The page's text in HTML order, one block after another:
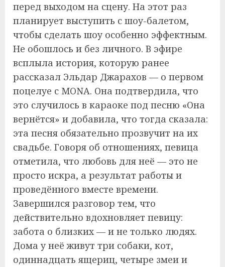
перед выходом на сцену. На этот раз
планирует выступить с шоу-балетом,
чтобы сделать шоу особенно эффектным.
Не обошлось и без личного. В эфире
всплыла история, которую ранее
рассказал Эльдар Джарахов — о первом
поцелуе с MONA. Она подтвердила, что
это случилось в караоке под песню «Она
вернётся» и добавила, что тогда сказала:
эта песня обязательно прозвучит на их
свадьбе. Говоря об отношениях, певица
отметила, что любовь для неё — это не
просто искра, а результат работы и
проведённого вместе времени.
Завершился разговор тем, что
действительно вдохновляет певицу:
забота о близких — и не только людях.
Дома у неё живут три собаки, кот,
одиннадцать ящериц, четыре змеи и